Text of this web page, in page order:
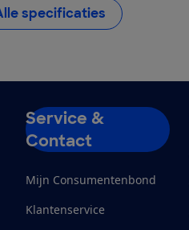
specificaties
Service &
Contact
Mijn Consumentenbond
Klantenservice